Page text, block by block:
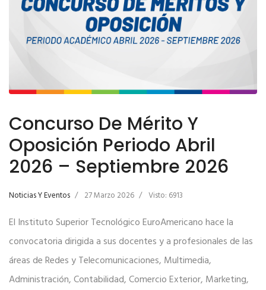
Concurso De Mérito Y
Oposición Periodo Abril
2026 – Septiembre 2026
Noticias Y Eventos 27 Marzo 2026 Visto: 6913
El Instituto Superior Tecnológico EuroAmericano hace la
convocatoria dirigida a sus docentes y a profesionales de las
áreas de Redes y Telecomunicaciones, Multimedia,
Administración, Contabilidad, Comercio Exterior, Marketing,